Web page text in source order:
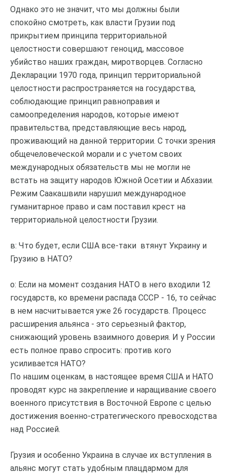
Однако это не значит, что мы должны были
спокойно смотреть, как власти Грузии под
прикрытием принципа территориальной
целостности совершают геноцид, массовое
убийство наших граждан, миротворцев. Согласно
Декларации 1970 года, принцип территориальной
целостности распространяется на государства,
соблюдающие принцип равноправия и
самоопределения народов, которые имеют
правительства, представляющие весь народ,
проживающий на данной территории. С точки зрения
общечеловеческой морали и с учетом своих
международных обязательств мы не могли не
встать на защиту народов Южной Осетии и Абхазии.
Режим Саакашвили нарушил международное
гуманитарное право и сам поставил крест на
территориальной целостности Грузии.
в: Что будет, если США все-таки втянут Украину и
Грузию в НАТО?
о: Если на момент создания НАТО в него входили 12
государств, ко времени распада СССР - 16, то сейчас
в нем насчитывается уже 26 государств. Процесс
расширения альянса - это серьезный фактор,
снижающий уровень взаимного доверия. И у России
есть полное право спросить: против кого
усиливается НАТО?
По нашим оценкам, в настоящее время США и НАТО
проводят курс на закрепление и наращивание своего
военного присутствия в Восточной Европе с целью
достижения военно-стратегического превосходства
над Россией.
Грузия и особенно Украина в случае их вступления в
альянс могут стать удобным плацдармом для